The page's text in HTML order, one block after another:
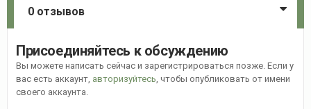
0 отзывов
Присоединяйтесь к обсуждению
Вы можете написать сейчас и зарегистрироваться позже. Если у
вас есть аккаунт, авторизуйтесь , чтобы опубликовать от имени
своего аккаунта.